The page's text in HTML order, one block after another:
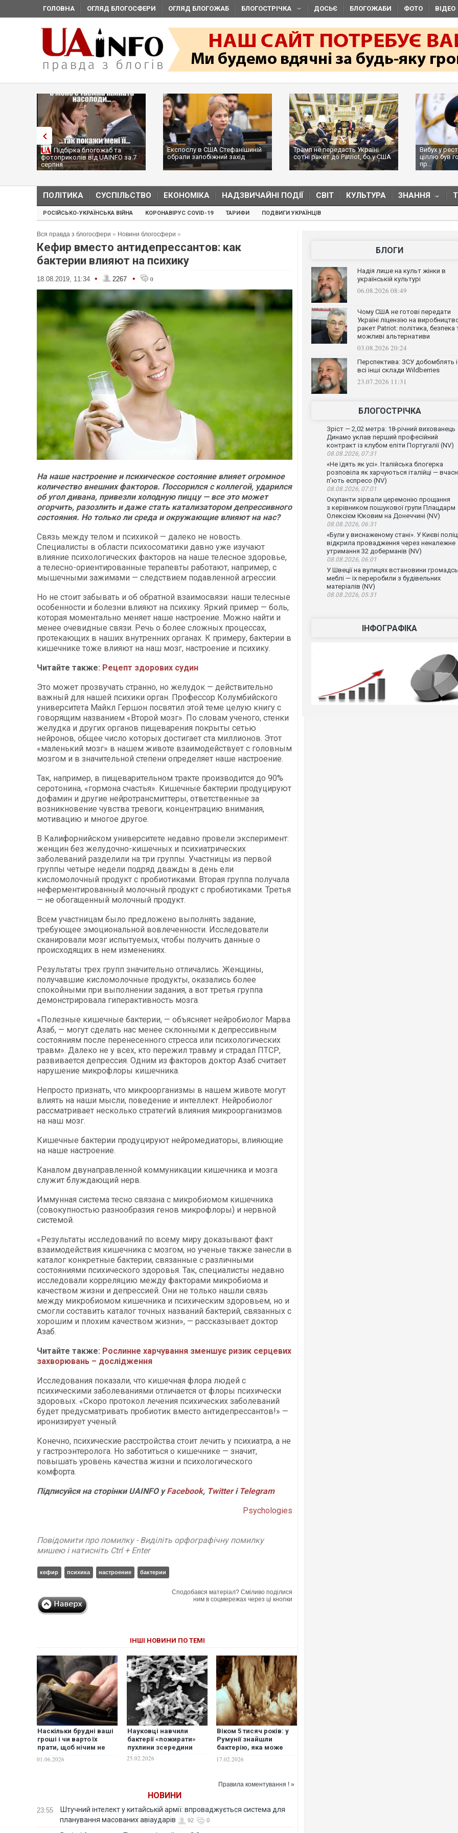
ГОЛОВНА ОГЛЯД БЛОГОСФЕРИ ОГЛЯД БЛОГОЖАБ БЛОГОСТРІЧКА ДОСЬЄ БЛОГОЖАБИ ФОТО ВІДЕО
Підбірка блогожаб та
фотоприколів від UAINFO за 7
серпня
Експослу в США Стефанішиній
обрали запобіжний захід
Трамп не передасть Україні
сотні ракет до Patriot, бо у США
...
Вибух у
ціллю був
пр...
ПОЛІТИКА СУСПІЛЬСТВО ЕКОНОМІКА НАДЗВИЧАЙНІ ПОДІЇ СВІТ КУЛЬТУРА ЗНАННЯ
РОСІЙСЬКО-УКРАЇНСЬКА ВІЙНА КОРОНАВІРУС COVID-19 ТАРИФИ ПОДВИГИ УКРАЇНЦІВ
Вся правда з блогосфери » Новини блогосфери »
Кефир вместо антидепрессантов: как
бактерии влияют на психику
18.08.2019, 11:34 • 2267 • 0
На наше настроение и психическое состояние влияет огромное
количество внешних факторов. Поссорился с коллегой, ударился
об угол дивана, привезли холодную пиццу — все это может
огорчить, разозлить и даже стать катализатором депрессивного
состояния. Но только ли среда и окружающие влияют на нас?
Связь между телом и психикой — далеко не новость.
Специалисты в области психосоматики давно уже изучают
влияние психологических факторов на наше телесное здоровье,
а телесно-ориентированные терапевты работают, например, с
мышечными зажимами — следствием подавленной агрессии.
Но не стоит забывать и об обратной взаимосвязи: наши телесные
особенности и болезни влияют на психику. Яркий пример — боль,
которая моментально меняет наше настроение. Можно найти и
менее очевидные связи. Речь о более сложных процессах,
протекающих в наших внутренних органах. К примеру, бактерии в
кишечнике тоже влияют на наш мозг, настроение и психику.
Читайте также: Рецепт здорових судин
Это может прозвучать странно, но желудок — действительно
важный для нашей психики орган. Профессор Колумбийского
университета Майкл Гершон посвятил этой теме целую книгу с
говорящим названием «Второй мозг». По словам ученого, стенки
желудка и других органов пищеварения покрыты сетью
нейронов, общее число которых достигает ста миллионов. Этот
«маленький мозг» в нашем животе взаимодействует с головным
мозгом и в значительной степени определяет наше настроение.
Так, например, в пищеварительном тракте производится до 90%
серотонина, «гормона счастья». Кишечные бактерии продуцируют
дофамин и другие нейротрансмиттеры, ответственные за
возникновение чувства тревоги, концентрацию внимания,
мотивацию и многое другое.
В Калифорнийском университете недавно провели эксперимент:
женщин без желудочно-кишечных и психиатрических
заболеваний разделили на три группы. Участницы из первой
группы четыре недели подряд дважды в день ели
кисломолочный продукт с пробиотиками. Вторая группа получала
неферментированный молочный продукт с пробиотиками. Третья
— не обогащенный молочный продукт.
Всем участницам было предложено выполнять задание,
требующее эмоциональной вовлеченности. Исследователи
сканировали мозг испытуемых, чтобы получить данные о
происходящих в нем изменениях.
Результаты трех групп значительно отличались. Женщины,
получавшие кисломолочные продукты, оказались более
спокойными при выполнении задания, а вот третья группа
демонстрировала гиперактивность мозга.
«Полезные кишечные бактерии, — объясняет нейробиолог Марва
Азаб, — могут сделать нас менее склонными к депрессивным
состояниям после перенесенного стресса или психологических
травм». Далеко не у всех, кто пережил травму и страдал ПТСР,
развивается депрессия. Одним из факторов доктор Азаб считает
нарушение микрофлоры кишечника.
Непросто признать, что микроорганизмы в нашем животе могут
влиять на наши мысли, поведение и интеллект. Нейробиолог
рассматривает несколько стратегий влияния микроорганизмов
на наш мозг.
Кишечные бактерии продуцируют нейромедиаторы, влияющие
на наше настроение.
Каналом двунаправленной коммуникации кишечника и мозга
служит блуждающий нерв.
Иммунная система тесно связана с микробиомом кишечника
(совокупностью разнообразия генов микрофлоры) и нервной
системой.
«Результаты исследований по всему миру доказывают факт
взаимодействия кишечника с мозгом, но ученые также занесли в
каталог конкретные бактерии, связанные с различными
состояниями психического здоровья. Так, специалисты недавно
исследовали корреляцию между факторами микробиома и
качеством жизни и депрессией. Они не только нашли связь
между микробиомом кишечника и психическим здоровьем, но и
смогли составить каталог точных названий бактерий, связанных с
хорошим и плохим качеством жизни», — рассказывает доктор
Азаб.
Читайте также: Рослинне харчування зменшує ризик серцевих
захворювань – дослідження
Исследования показали, что кишечная флора людей с
психическими заболеваниями отличается от флоры психически
здоровых. «Скоро протокол лечения психических заболеваний
будет предусматривать пробиотик вместо антидепрессантов!» —
иронизирует ученый.
Конечно, психические расстройства стоит лечить у психиатра, а не
у гастроэнтеролога. Но заботиться о кишечнике — значит,
повышать уровень качества жизни и психологического
комфорта.
Підписуйся на сторінки UAINFO уFacebook, Twitter і Telegram
Рsychologies
Повідомити про помилку - Виділіть орфографічну помилку
мишею і натисніть Ctrl + Enter
кефир психика настроение бактерии
Сподобався матеріал? Сміливо поділися
ним в соцмережах через ці кнопки
ІНШІ НОВИНИ ПО ТЕМІ
Наскільки брудні ваші
гроші і чи варто їх
прати, щоб нічим не
01.06.2026
Науковці навчили
бактерії «пожирати»
пухлини зсередини
25.02.2026
Віком 5 тисяч років: у
Румунії знайшли
бактерію, яка може
стійкими до ліків
17.02.2026
Правила коментування ! »
НОВИНИ
23:55
Штучний інтелект у китайській армії: впроваджується система для
планування масованих авіаударів
92 0
БЛОГИ
Надія лише на культ жінки в
українській культурі
06.08.2026 08:49
Чому США не готові передати
Україні ліцензію на
ракет Patriot: політика, безпека
можливі альтернативи
03.08.2026 20:24
Перспектива: ЗСУ добомблять і
всі інші склади Wildberries
23.07.2026 11:31
БЛОГОСТРІЧКА
Зріст — 2,02 метра: 18-річний вихованець
Динамо уклав перший професійний
контракт із клубом еліти Португалії (NV)
08.08.2026, 07:31
«Не їдять як усі». Італійська блогерка
розповіла як харчуються італійці —
п’ють еспресо (NV)
08.08.2026, 07:01
Окупанти зірвали церемонію прощання
з керівником пошукової групи Плацдарм
Олексієм Юковим на Донеччині (NV)
08.08.2026, 06:31
«Були у виснаженому стані». У Києві
відкрила провадження через неналежне
утримання 32 доберманів (NV)
08.08.2026, 06:01
У Швеції на вулицях встановини
меблі — їх переробили з будівельних
матеріалів (NV)
08.08.2026, 05:31
ІНФОГРАФІКА